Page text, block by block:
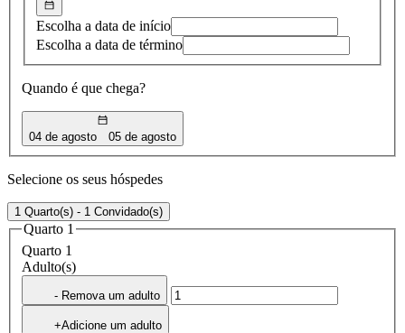
Escolha a data de início
Escolha a data de término
Quando é que chega?
04 de agosto 05 de agosto
Selecione os seus hóspedes
1 Quarto(s) - 1 Convidado(s)
Quarto 1
Quarto 1
Adulto(s)
- Remova um adulto
+Adicione um adulto